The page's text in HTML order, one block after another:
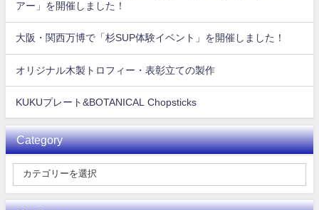
アー」を開催しました！
大阪・関西万博で「杉SUP体験イベント」を開催しました！
オリジナル木製トロフィー・表彰立ての製作
KUKUプレート&BOTANICAL Chopsticks
Category